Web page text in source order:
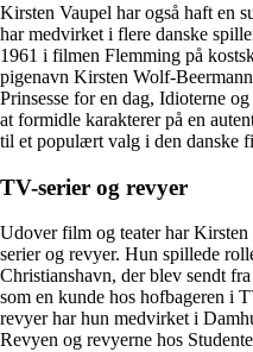
Kirsten Vaupel har også haft en
har medvirket i flere danske
1961 i filmen Flemming på
pigenavn Kirsten Wolf-
Prinsesse for en dag, Idioterne
at formidle karakterer på en
til et populært valg i den danske
TV-serier og revyer
Udover film og teater har
serier og revyer. Hun spillede
Christianshavn, der blev sendt
som en kunde hos hofbageren i
revyer har hun medvirket i
Revyen og revyerne hos